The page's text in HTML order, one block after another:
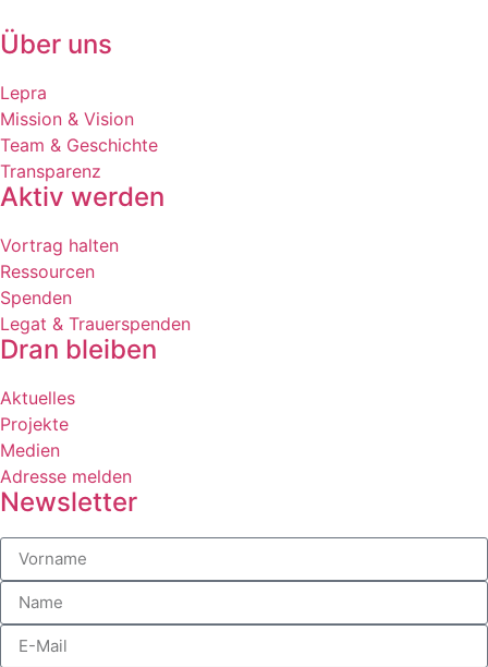
Über uns
Lepra
Mission & Vision
Team & Geschichte
Transparenz
Aktiv werden
Vortrag halten
Ressourcen
Spenden
Legat & Trauerspenden
Dran bleiben
Aktuelles
Projekte
Medien
Adresse melden
Newsletter